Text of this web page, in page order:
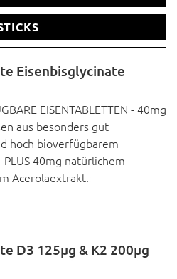
Anfrage beschreiben.
Eisenbisglycinate
EISENTABLETTEN - 40mg
aus besonders gut
hoch bioverfügbarem
40mg natürlichem
Acerolaextrakt.
als Chelat Komplex
werden) und gut
D3 125µg & K2 200µg